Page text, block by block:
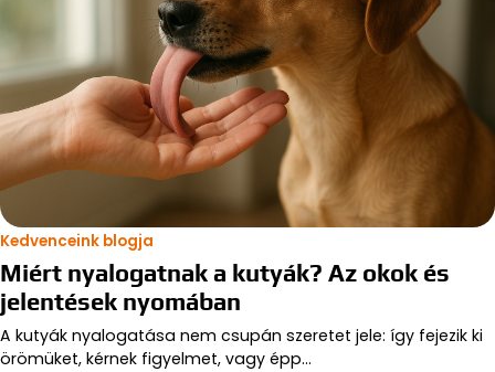
Kedvenceink blogja
Miért nyalogatnak a kutyák? Az okok és
jelentések nyomában
A kutyák nyalogatása nem csupán szeretet jele: így fejezik ki
örömüket, kérnek figyelmet, vagy épp…